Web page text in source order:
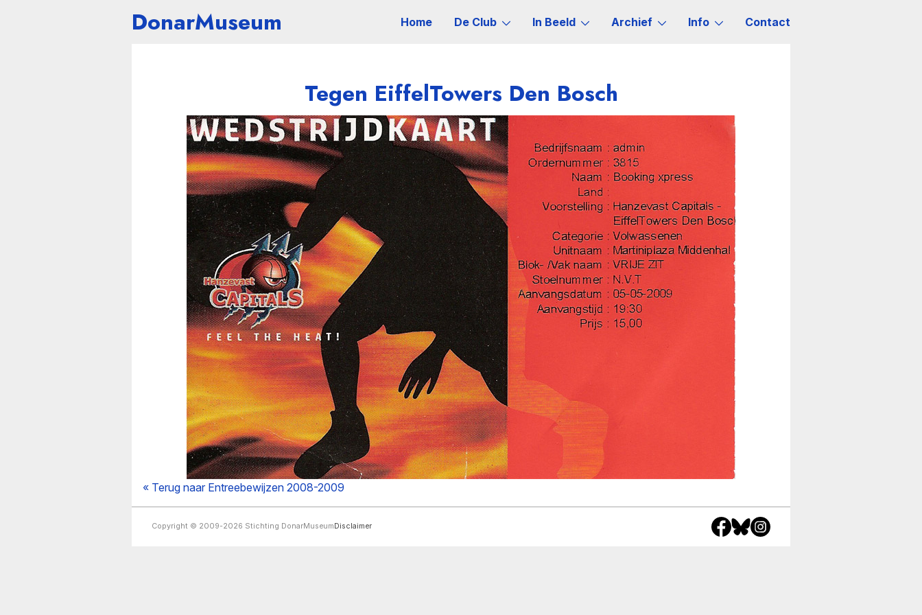
DonarMuseum Home De Club In Beeld Archief Info Contact
Tegen EiffelTowers Den Bosch
« Terug naar Entreebewijzen 2008-2009
Copyright © 2009-2026 Stichting DonarMuseum Disclaimer